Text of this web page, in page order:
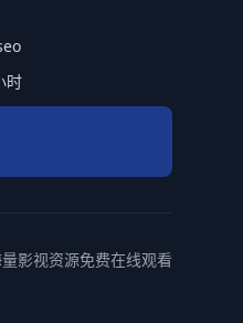
时
影视资源免费在线观看